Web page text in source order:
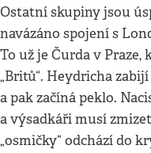
Ostatní skupiny jsou
navázáno spojení s
To už je Čurda v Praze,
„Britů“. Heydricha
a pak začíná peklo.
a výsadkáři musí
„osmičky“ odchází do